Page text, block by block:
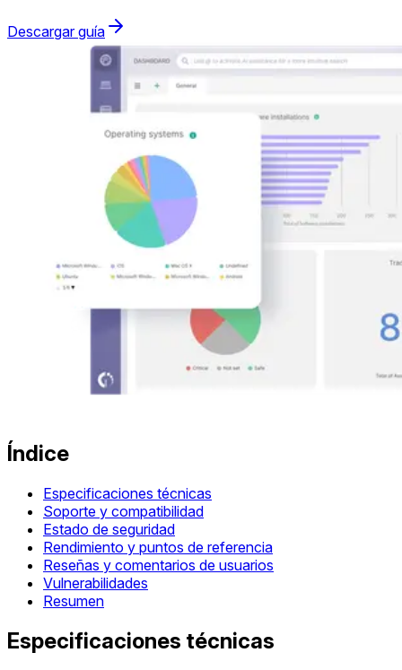
Descargar guía
Índice
Especificaciones técnicas
Soporte y compatibilidad
Estado de seguridad
Rendimiento y puntos de referencia
Reseñas y comentarios de usuarios
Vulnerabilidades
Resumen
Especificaciones técnicas